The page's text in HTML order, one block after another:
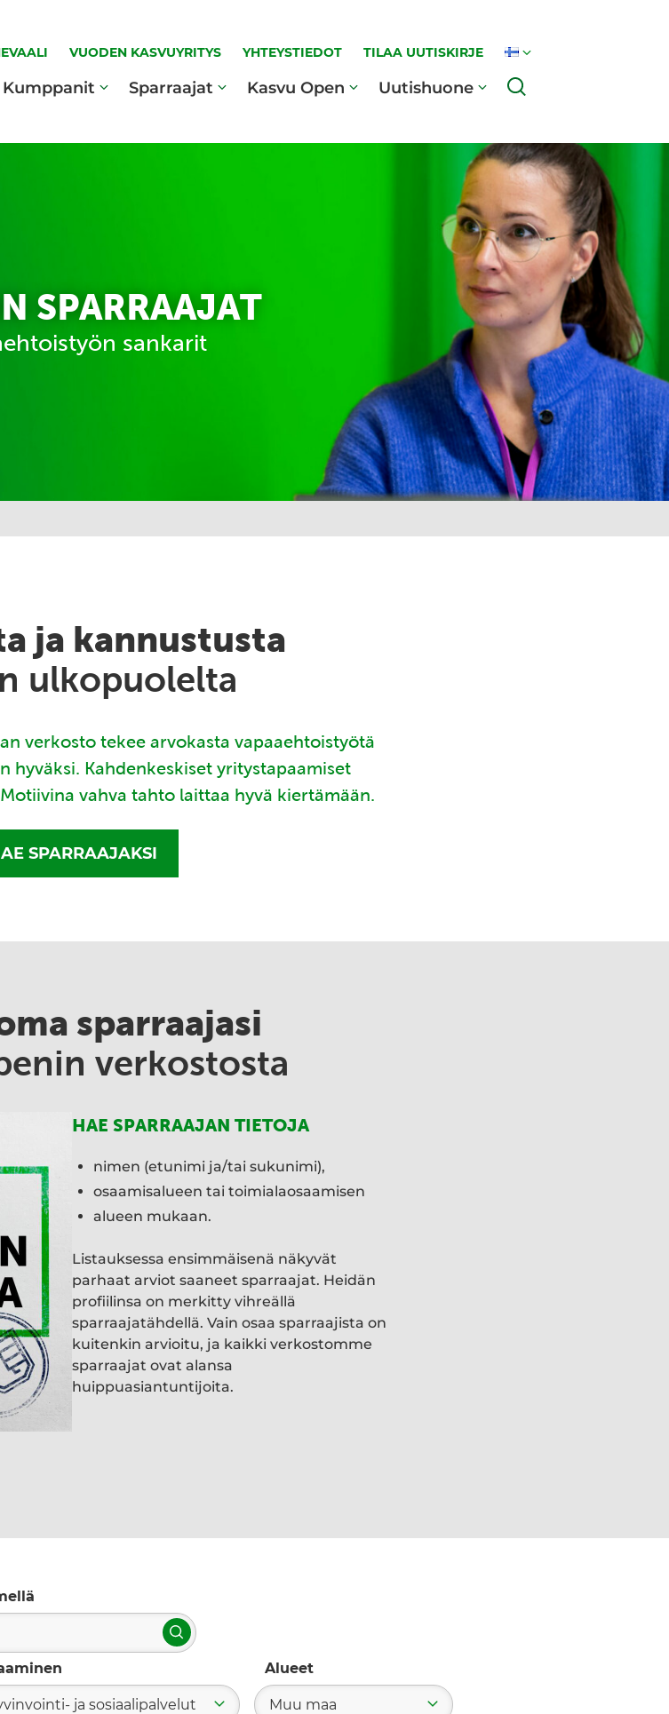
VUODEN KASVUYRITYS YHTEYSTIEDOT TILAA UUTISKIRJE
Kumppanit Sparraajat Kasvu Open Uutishuone
SPARRAAJAT
sankarit
ja kannustusta
ulkopuolelta
verkosto tekee arvokasta vapaaehtoistyötä
hyväksi. Kahdenkeskiset yritystapaamiset
vahva tahto laittaa hyvä kiertämään.
SPARRAAJAKSI
sparraajasi
verkostosta
HAE SPARRAAJAN TIETOJA
nimen (etunimi ja/tai sukunimi),
osaamisalueen tai toimialaosaamisen
alueen mukaan.
Listauksessa ensimmäisenä näkyvät
parhaat arviot saaneet sparraajat. Heidän
profiilinsa on merkitty vihreällä
sparraajatähdellä. Vain osaa sparraajista on
kuitenkin arvioitu, ja kaikki verkostomme
sparraajat ovat alansa
huippuasiantuntijoita.
Hae
ja sosiaalipalvelut
Alueet
Muu maa